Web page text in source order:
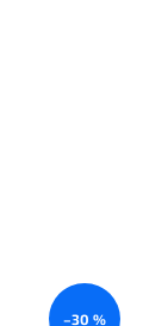
–30 %